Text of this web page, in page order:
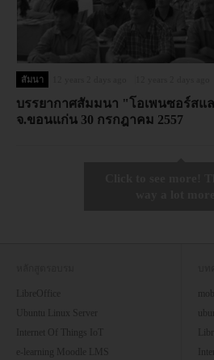
สัมนา
บรรยากาศสัมมนา "โอเพนซอร์สแ
จ.ขอนแก่น 30 กรกฎาคม 2557
LibreOffice
Ubuntu Linux Server
Internet Of Things IoT
e-learning Moodle LMS